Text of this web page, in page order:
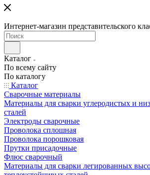
Интернет-магазин представительского
Каталог
По всему сайту
По каталогу
Каталог
Сварочные материалы
Материалы для сварки углеродистых и
сталей
Электроды сварочные
Проволока сплошная
Проволока порошковая
Прутки присадочные
Флюс сварочный
Материалы для сварки легированных